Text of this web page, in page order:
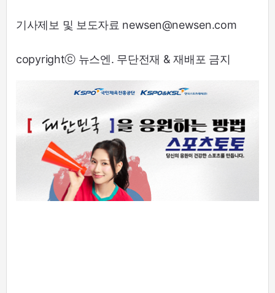
기사제보 및 보도자료 newsen@newsen.com
copyrightⓒ 뉴스엔. 무단전재 & 재배포 금지